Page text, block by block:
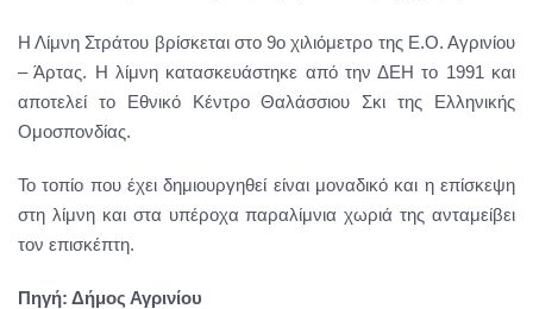
Η Λίμνη Στράτου βρίσκεται στο 9ο χιλιόμετρο της Ε.Ο. Αγρινίου
– Άρτας. Η λίμνη κατασκευάστηκε από την ΔΕΗ το 1991 και
αποτελεί το Εθνικό Κέντρο Θαλάσσιου Σκι της Ελληνικής
Ομοσπονδίας.
Το τοπίο που έχει δημιουργηθεί είναι μοναδικό και η επίσκεψη
στη λίμνη και στα υπέροχα παραλίμνια χωριά της ανταμείβει
τον επισκέπτη.
Πηγή: Δήμος Αγρινίου